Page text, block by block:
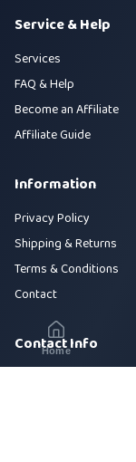
Service & Help
Services
FAQ & Help
Become an Affiliate
Affiliate Guide
Information
Privacy Policy
Shipping & Returns
Terms & Conditions
Contact
Contact Info
Home